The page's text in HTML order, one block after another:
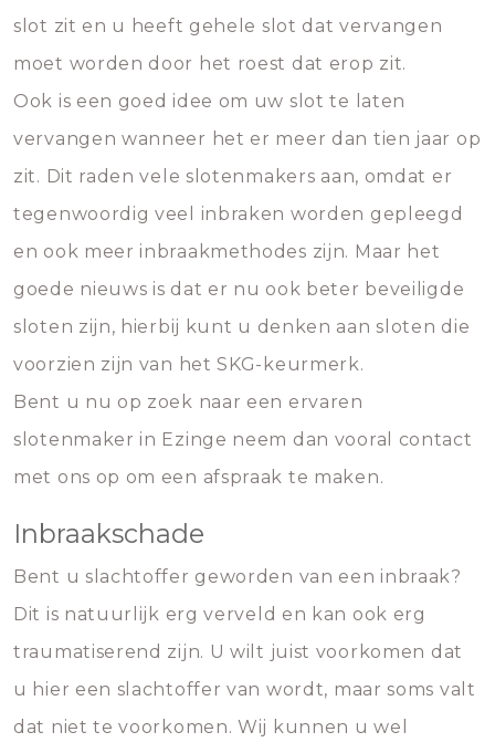
slot zit en u heeft gehele slot dat vervangen
moet worden door het roest dat erop zit.
Ook is een goed idee om uw slot te laten
vervangen wanneer het er meer dan tien jaar op
zit. Dit raden vele slotenmakers aan, omdat er
tegenwoordig veel inbraken worden gepleegd
en ook meer inbraakmethodes zijn. Maar het
goede nieuws is dat er nu ook beter beveiligde
sloten zijn, hierbij kunt u denken aan sloten die
voorzien zijn van het SKG-keurmerk.
Bent u nu op zoek naar een ervaren
slotenmaker in Ezinge neem dan vooral contact
met ons op om een afspraak te maken.
Inbraakschade
Bent u slachtoffer geworden van een inbraak?
Dit is natuurlijk erg verveld en kan ook erg
traumatiserend zijn. U wilt juist voorkomen dat
u hier een slachtoffer van wordt, maar soms valt
dat niet te voorkomen. Wij kunnen u wel